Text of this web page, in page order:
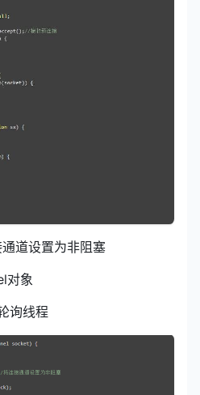
道设置为非阻塞
对象
询线程